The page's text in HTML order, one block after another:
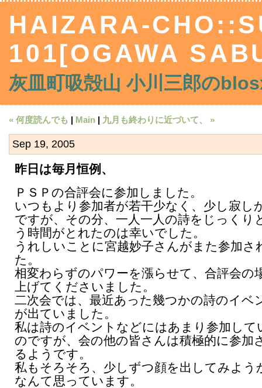
HAIZARA-
101[OGAWA
灰皿町吸殻山 小川三郎の
« 何度読んでも | Main | 九月も終わりに近づいて、 »
Sep 19, 2005
昨日は毎月恒例、
ＰＳＰの合評会に参加しました。
いつもより参加者が若干少なく、少し寂し
ですが、その分、一人一人の詩をじっくり
う時間がとれたのは幸いでした。
うれしいことに宮越妙子さんがまた参加さ
た。
相変わらずのパワーを漲らせて、合評会の
上げてくださいました。
二次会では、最近あった幾つかの詩のイベ
が出ていました。
私は詩のイベントなどにはあまり参加して
のですが、会の他の皆さんは積極的に参加
るようです。
私もそろそろ、少しずつ顔を出してみよう
なんて思っています。